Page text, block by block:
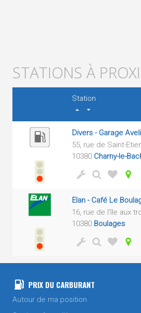
STATIONS À
Station
Divers - Garage
55, rue de Saint-
10380 Charny-le-
Elan - Café Le
16, rue de l'île aux
10380 Boulages
PRIX DU CARBURANT
Autour de ma position